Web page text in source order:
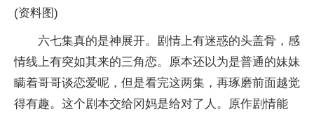
(资料图)
六七集真的是神展开。剧情上有迷惑的头盖骨，感
情线上有突如其来的三角恋。原本还以为是普通的妹妹
瞒着哥哥谈恋爱呢，但是看完这两集，再琢磨前面越觉
得有趣。这个剧本交给冈妈是给对了人。原作剧情能